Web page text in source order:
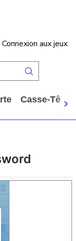
Connexion aux jeux
Casse-Tête